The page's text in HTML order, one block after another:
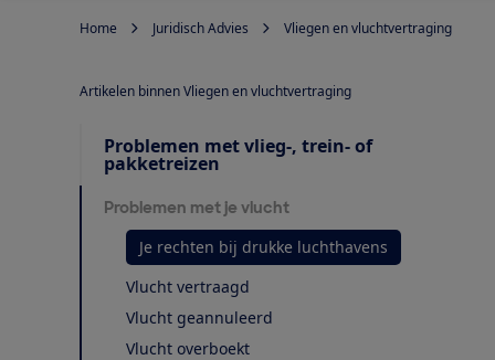
Home Juridisch Advies Vliegen en vluchtvertraging
Artikelen binnen Vliegen en vluchtvertraging
Problemen met vlieg-, trein- of
pakketreizen
Problemen met je vlucht
Je rechten bij drukke luchthavens
Vlucht vertraagd
Vlucht geannuleerd
Vlucht overboekt